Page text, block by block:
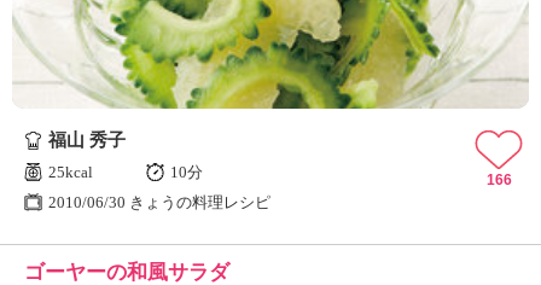
福山 秀子
25kcal
10分
2010/06/30 きょうの料理レシピ
166
ゴーヤーの和風サラダ